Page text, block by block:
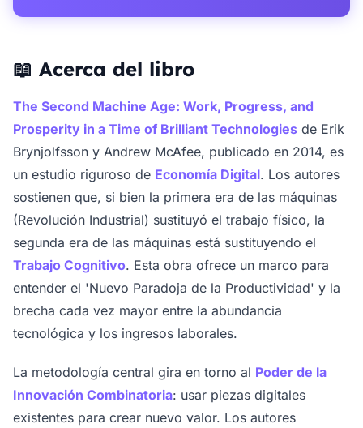
📖 Acerca del libro
The Second Machine Age: Work, Progress, and
Prosperity in a Time of Brilliant Technologies de Erik
Brynjolfsson y Andrew McAfee, publicado en 2014, es
un estudio riguroso de Economía Digital. Los autores
sostienen que, si bien la primera era de las máquinas
(Revolución Industrial) sustituyó el trabajo físico, la
segunda era de las máquinas está sustituyendo el
Trabajo Cognitivo. Esta obra ofrece un marco para
entender el 'Nuevo Paradoja de la Productividad' y la
brecha cada vez mayor entre la abundancia
tecnológica y los ingresos laborales.
La metodología central gira en torno al Poder de la
Innovación Combinatoria: usar piezas digitales
existentes para crear nuevo valor. Los autores